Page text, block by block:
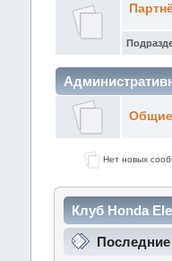
Нет новых
Клуб Honda